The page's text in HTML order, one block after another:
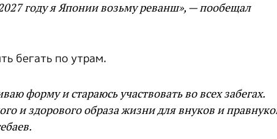
году я Японии возьму реванш», — пообещал
бегать по утрам.
форму и стараюсь участвовать во всех забегах.
и здорового образа жизни для внуков и